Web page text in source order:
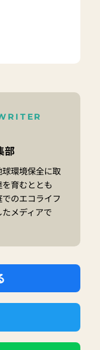
部
環境保全に取
育むととも
のエコライフ
メディアで